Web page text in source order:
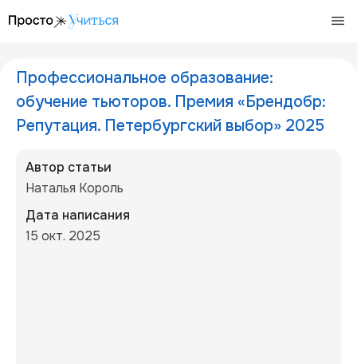
Профессиональное образование:
обучение тьюторов. Премия «Брендобр:
Репутация. Петербургский выбор» 2025
Автор статьи
Наталья Король
Дата написания
15 окт. 2025